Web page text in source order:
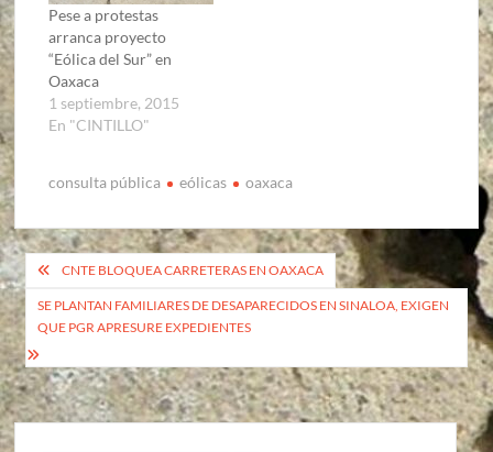
Pese a protestas
arranca proyecto
“Eólica del Sur” en
Oaxaca
1 septiembre, 2015
En "CINTILLO"
consulta pública eólicas oaxaca
Navegación
de
entradas
CNTE BLOQUEA CARRETERAS EN OAXACA
SE PLANTAN FAMILIARES DE DESAPARECIDOS EN SINALOA, EXIGEN
QUE PGR APRESURE EXPEDIENTES